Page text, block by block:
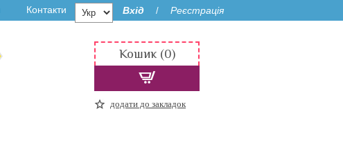
Контакти Вхід / Реєстрація
Кошик (0)
додати до закладок